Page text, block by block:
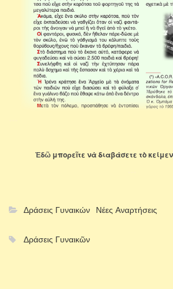
Ἐδῶμπορεῖτε νὰ διαβάσετε τὸ
Δράσεις Γυναικών Νέες Αναρτήσεις
Δράσεις Γυναικῶν